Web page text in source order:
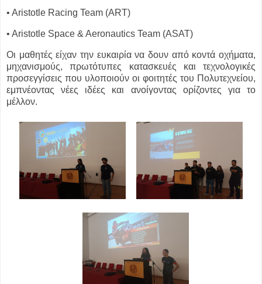
• Aristotle Racing Team (ART)
• Aristotle Space & Aeronautics Team (ASAT)
Οι μαθητές είχαν την ευκαιρία να δουν από κοντά οχήματα,
μηχανισμούς, πρωτότυπες κατασκευές και τεχνολογικές
προσεγγίσεις που υλοποιούν οι φοιτητές του Πολυτεχνείου,
εμπνέοντας νέες ιδέες και ανοίγοντας ορίζοντες για το
μέλλον.